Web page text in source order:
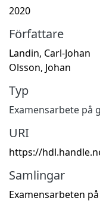
2020
Författare
Landin, Carl-Johan
Olsson, Johan
Typ
Examensarbete på
URI
https://
Samlingar
Examensarbeten